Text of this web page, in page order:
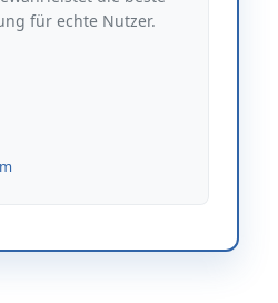
für echte Nutzer.